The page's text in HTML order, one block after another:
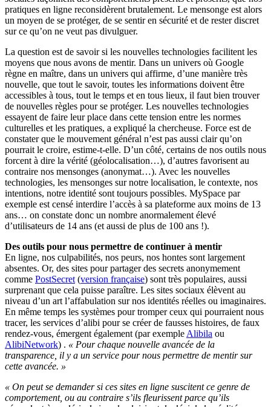
pratiques en ligne reconsidèrent brutalement. Le mensonge est alors
un moyen de se protéger, de se sentir en sécurité et de rester discret
sur ce qu’on ne veut pas divulguer.
La question est de savoir si les nouvelles technologies facilitent les
moyens que nous avons de mentir. Dans un univers où Google
règne en maître, dans un univers qui affirme, d’une manière très
nouvelle, que tout le savoir, toutes les informations doivent être
accessibles à tous, tout le temps et en tous lieux, il faut bien trouver
de nouvelles règles pour se protéger. Les nouvelles technologies
essayent de faire leur place dans cette tension entre les normes
culturelles et les pratiques, a expliqué la chercheuse. Force est de
constater que le mouvement général n’est pas aussi clair qu’on
pourrait le croire, estime-t-elle. D’un côté, certains de nos outils nous
forcent à dire la vérité (géolocalisation…), d’autres favorisent au
contraire nos mensonges (anonymat…). Avec les nouvelles
technologies, les mensonges sur notre localisation, le contexte, nos
intentions, notre identité sont toujours possibles. MySpace par
exemple est censé interdire l’accès à sa plateforme aux moins de 13
ans… on constate donc un nombre anormalement élevé
d’utilisateurs de 14 ans (et aussi de plus de 100 ans !).
Des outils pour nous permettre de continuer à mentir
En ligne, nos culpabilités, nos peurs, nos hontes sont largement
absentes. Or, des sites pour partager des secrets anonymement
comme PostSecret (version française) sont très populaires, aussi
surprenant que cela puisse paraître. Les sites sociaux élèvent au
niveau d’un art l’affabulation sur nos identités réelles ou imaginaires.
En même temps les systèmes pour tromper ceux qui pourraient nous
tracer, les services d’alibi pour se créer de fausses histoires, de faux
rendez-vous, émergent également (par exemple Alibila ou
AlibiNetwork) . « Pour chaque nouvelle avancée de la
transparence, il y a un service pour nous permettre de mentir sur
cette avancée. »
« On peut se demander si ces sites en ligne suscitent ce genre de
comportement, ou au contraire s’ils fleurissent parce qu’ils